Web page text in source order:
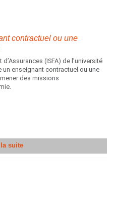
contractuel ou une
(ISFA) de l’université
un enseignant contractuel ou une
des missions
suite